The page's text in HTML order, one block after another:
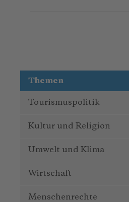
Themen
Tourismuspolitik
Kultur und Religion
Umwelt und Klima
Wirtschaft
Menschenrechte